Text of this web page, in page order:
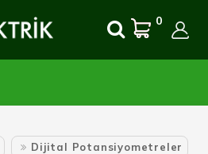
0
Dijital Potansiyometreler